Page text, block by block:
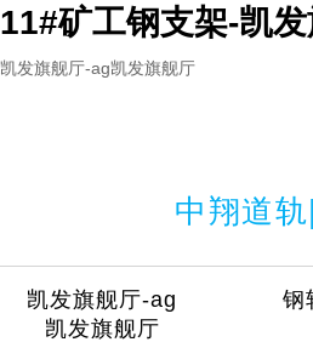
11#矿工钢支架-凯
凯发旗舰厅-ag凯发旗舰厅
中翔道轨|
凯发旗舰厅-ag
凯发旗舰厅
钢